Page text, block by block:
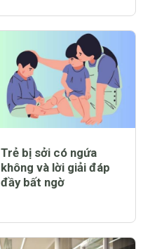
Trẻ bị sởi có ngứa
không và lời giải đáp
đầy bất ngờ